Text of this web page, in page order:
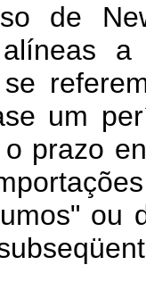
de
um
prazo
ou